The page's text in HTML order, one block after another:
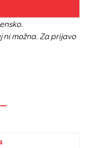
možna. Za prijavo